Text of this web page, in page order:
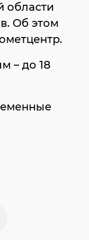
области
Об этом
– до 18